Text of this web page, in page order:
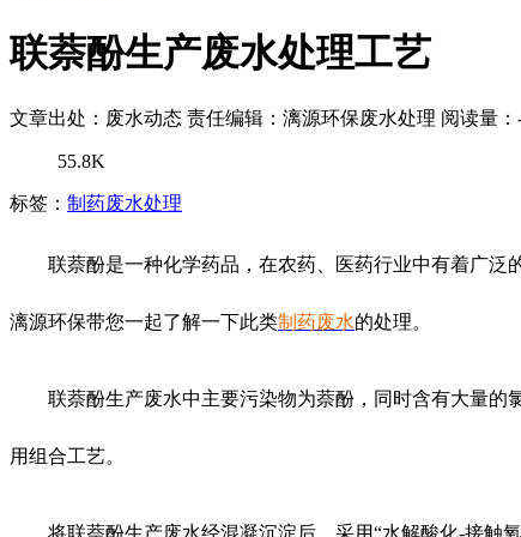
联萘酚生产废水处理工艺
文章出处：废水动态 责任编辑：漓源环保废水处理 阅读量：
55.8K
标签： 制药废水处理
联萘酚是一种化学药品，在农药、医药行业中有着广
漓源环保带您一起了解一下此类制药废水的处理。
联萘酚生产废水中主要污染物为萘酚，同时含有大量
用组合工艺。
将联萘酚生产废水经混凝沉淀后，采用“水解酸化-接触